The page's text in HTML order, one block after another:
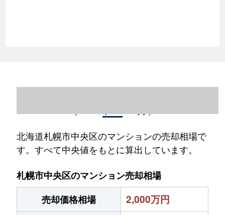
北海道札幌市中央区のマンションの売却相場で
す。すべて中央値をもとに算出しています。
札幌市中央区のマンション売却相場
売却価格相場
2,000万円